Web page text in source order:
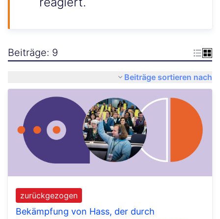
Beiträge: 9
Beiträge sortieren nach
Bekämpfung von Hass, der durch
zurückgezogen